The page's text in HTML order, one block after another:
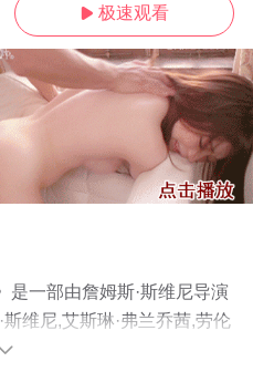
 极速观看
是一部由詹姆斯·斯维尼导演
维尼,艾斯琳·弗兰乔茜,劳伦
,科迪·哈佛,塔莎·史密斯,克